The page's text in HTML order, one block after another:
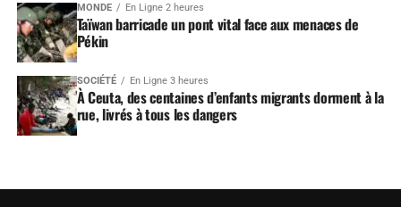
MONDE En Ligne 2 heures
Taïwan barricade un pont vital face aux menaces de
Pékin
SOCIÉTÉ En Ligne 3 heures
À Ceuta, des centaines d’enfants migrants dorment à la
rue, livrés à tous les dangers